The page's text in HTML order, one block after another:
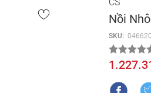
Nồi
SKU: 046620